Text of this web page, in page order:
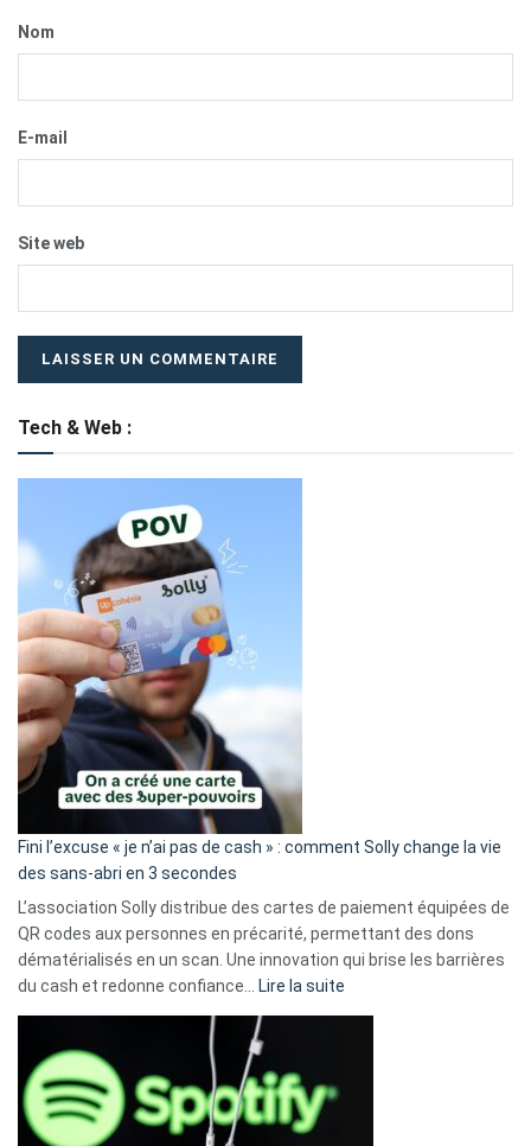
Nom
E-mail
Site web
Tech & Web :
Fini l’excuse « je n’ai pas de cash » : comment Solly change la vie
des sans-abri en 3 secondes
L’association Solly distribue des cartes de paiement équipées de
QR codes aux personnes en précarité, permettant des dons
dématérialisés en un scan. Une innovation qui brise les barrières
du cash et redonne confiance… Lire la suite
Fini